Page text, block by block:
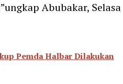
Abubakar, Selasa
Pemda Halbar Dilakukan